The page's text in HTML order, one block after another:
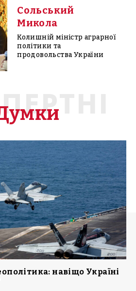
Сольський
Микола
Колишній міністр аграрної
політики та
продовольства України
навіщо Україні